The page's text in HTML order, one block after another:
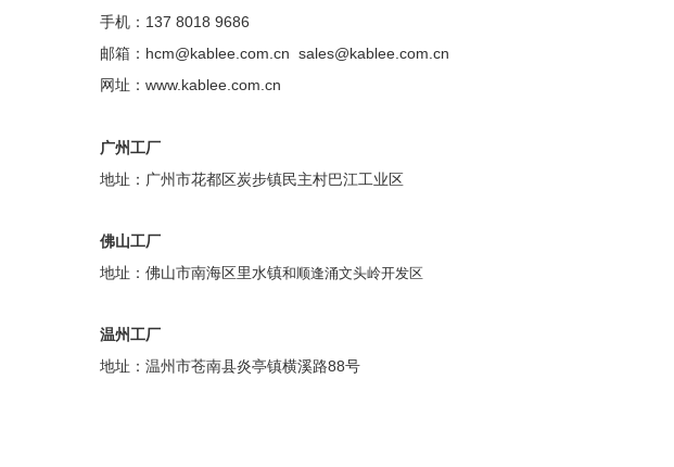
手机：137 8018 9686
邮箱：hcm@kablee.com.cn sales@kablee.com.cn
网址：www.kablee.com.cn
广州工厂
地址： 广州市花都区炭步镇民主村巴江工业区
佛山工厂
地址： 佛山市南海区里水镇和顺逢涌文头岭开发区
温州工厂
地址：温州市苍南县炎亭镇横溪路88号